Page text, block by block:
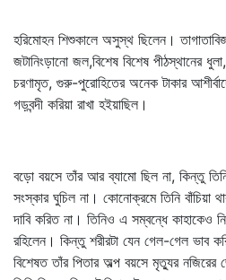
হরিমোহন শিশুকালে অসুস্থ ছিলেন।
জটানিংড়ানো জল,বিশেষ বিশেষ পীঠস্থানের
চরণামৃত, গুরু-পুরোহিতের অনেক টাকার
গড়বন্দী করিয়া রাখা হইয়াছিল।
বড়ো বয়সে তাঁর আর ব্যামো ছিল না, কিন্তু
সংস্কার ঘুচিল না। কোনোক্রমে তিনি বাঁচিয়া
দাবি করিত না। তিনিও এ সম্বন্ধে কাহাকেও
রহিলেন। কিন্তু শরীরটা যেন গেল-গেল ভাব
বিশেষত তাঁর পিতার অল্প বয়সে মৃত্যুর নজিরের